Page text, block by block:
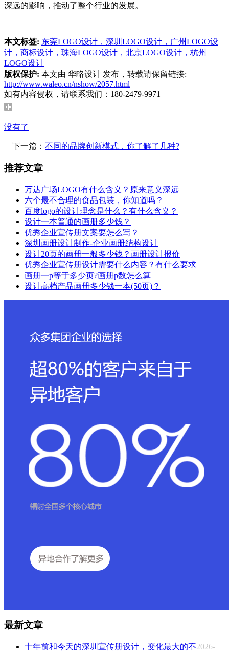
深远的影响，推动了整个行业的发展。
本文标签: 东莞LOGO设计，深圳LOGO设计，广州LOGO设
计，商标设计，珠海LOGO设计，北京LOGO设计，杭州
LOGO设计
版权保护: 本文由 华略设计 发布，转载请保留链接:
http://www.waleo.cn/nshow/2057.html
如有内容侵权，请联系我们：180-2479-9971
没有了
下一篇： 不同的品牌创新模式，你了解了几种?
推荐文章
万达广场LOGO有什么含义？原来意义深远
六个最不合理的食品包装，你知道吗？
百度logo的设计理念是什么？有什么含义？
设计一本普通的画册多少钱？
优秀企业宣传册文案要怎么写？
深圳画册设计制作-企业画册结构设计
设计20页的画册一般多少钱？画册设计报价
优秀企业宣传册设计需要什么内容？有什么要求
画册一p等于多少页?画册p数怎么算
设计高档产品画册多少钱一本(50页)？
最新文章
十年前和今天的深圳宣传册设计，变化最大的不2026-